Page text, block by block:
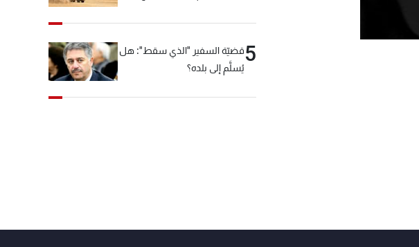
5قضيّة السفير "الذي سقط": هل
يُسلَّم إلى بلده؟